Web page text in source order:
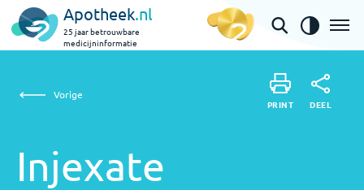
Apotheek.nl
25 jaar betrouwbare
medicijninformatie
Vorige
Injexate
PRINT DEEL